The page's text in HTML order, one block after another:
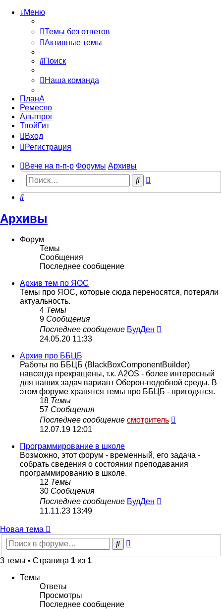
↓Меню
Темы без ответов
Активные темы
Поиск
Наша команда
ПланА
Ремесло
Альтпрог
ТвойГит
Вход
Регистрация
Вече на п-п-р Форумы Архивы
Поиск
Поиск
Архивы
Форум
Темы
Сообщения
Последнее сообщение
Архив тем по ЯОС
Темы про ЯОС, которые сюда переносятся, потеряли
актуальность.
4 Темы
9 Сообщения
Последнее сообщение БудДен
24.05.20 11:33
Архив про ББЦБ
Работы по ББЦБ (BlackBoxComponentBuilder)
навсегда прекращены, т.к. A2OS - более интересный
для наших задач вариант Оберон-подобной среды. В
этом форуме хранятся темы про ББЦБ - пригодятся.
18 Темы
57 Сообщения
Последнее сообщение смотритель
12.07.19 12:01
Программирование в школе
Возможно, этот форум - временный, его задача -
собрать сведения о состоянии преподавания
программированию в школе.
12 Темы
30 Сообщения
Последнее сообщение БудДен
11.11.23 13:49
Новая тема
Поиск
3 темы • Страница 1 из 1
Темы
Ответы
Просмотры
Последнее сообщение